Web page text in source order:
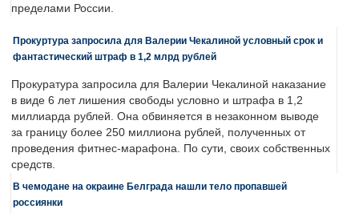
пределами России.
Прокуртура запросила для Валерии Чекалиной условный срок и
фантастический штраф в 1,2 млрд рублей
Прокуратура запросила для Валерии Чекалиной наказание
в виде 6 лет лишения свободы условно и штрафа в 1,2
миллиарда рублей. Она обвиняется в незаконном выводе
за границу более 250 миллиона рублей, полученных от
проведения фитнес-марафона. По сути, своих собственных
средств.
В чемодане на окраине Белграда нашли тело пропавшей
россиянки